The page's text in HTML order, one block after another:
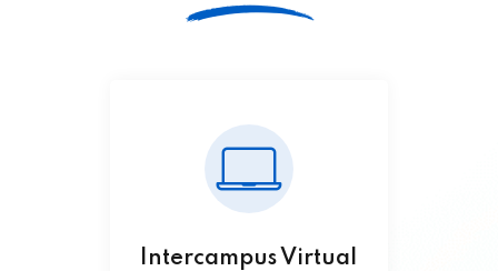
Intercampus Virtual